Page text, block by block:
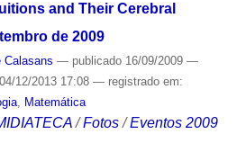
and Their Cerebral
de 2009
Calasans — publicado16/09/2009 —
12/2013 17:08 — registrado em:
, Matemática
/Fotos /Eventos 2009